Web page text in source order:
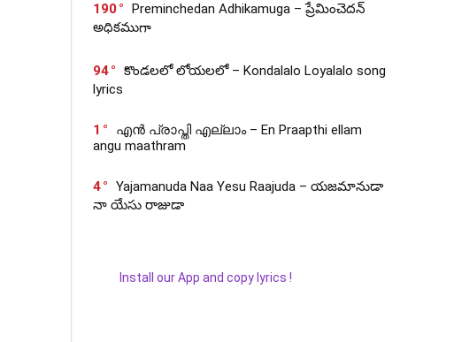
190
Preminchedan Adhikamuga – ప్రేమించెదన్
అధికముగా
94
కొండలలో లోయలలో – Kondalalo Loyalalo song
lyrics
1
എൻ പ്രാപ്തി എല്ലാം – En Praapthi ellam
angu maathram
4
Yajamanuda Naa Yesu Raajuda – యజమానుడా
నా యేసు రాజుడా
Install our App and copy lyrics !